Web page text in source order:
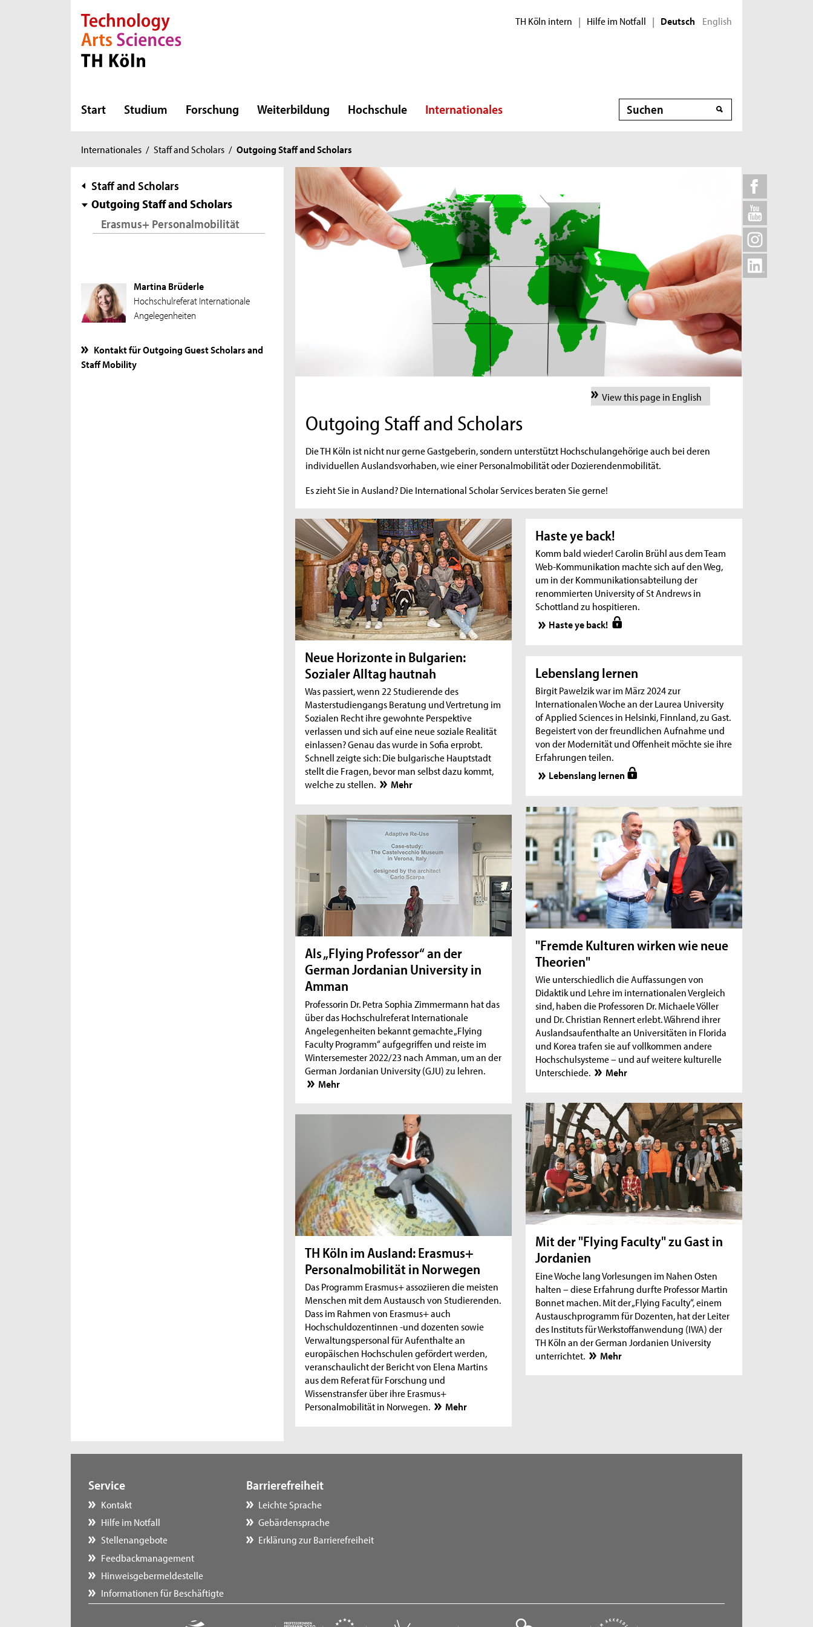
Direkt zur Hauptnavigation
Direkt zur Subnavigation
Direkt zum Inhalt
Direkt zum Fußbereich TH Köln intern | Hilfe im Notfall | Deutsch English
Start Studium Forschung Weiterbildung Hochschule Internationales Suche
Sie
hier:
Internationales / Staff and Scholars / Outgoing Staff and Scholars
Subnavigation
Staff and Scholars
Outgoing Staff and Scholars
Erasmus+ Personalmobilität
Martina Brüderle
Hochschulreferat Internationale
Angelegenheiten
Kontakt für Outgoing Guest Scholars and
Staff Mobility
View this page in English
Outgoing Staff and Scholars
Die TH Köln ist nicht nur gerne Gastgeberin, sondern unterstützt Hochschulangehörige auch bei deren
individuellen Auslandsvorhaben, wie einer Personalmobilität oder Dozierendenmobilität.
Es zieht Sie in Ausland? Die International Scholar Services beraten Sie gerne!
Neue Horizonte in Bulgarien:
Sozialer Alltag hautnah
Was passiert, wenn 22 Studierende des
Masterstudiengangs Beratung und Vertretung im
Sozialen Recht ihre gewohnte Perspektive
verlassen und sich auf eine neue soziale Realität
einlassen? Genau das wurde in Sofia erprobt.
Schnell zeigte sich: Die bulgarische Hauptstadt
stellt die Fragen, bevor man selbst dazu kommt,
welche zu stellen.
Mehr
Haste ye back!
Komm bald wieder! Carolin Brühl aus dem Team
Web-Kommunikation machte sich auf den Weg,
um in der Kommunikationsabteilung der
renommierten University of St Andrews in
Schottland zu hospitieren.
Haste ye back!
Lebenslang lernen
Birgit Pawelzik war im März 2024 zur
Internationalen Woche an der Laurea University
of Applied Sciences in Helsinki, Finnland, zu Gast.
Begeistert von der freundlichen Aufnahme und
von der Modernität und Offenheit möchte sie ihre
Erfahrungen teilen.
Lebenslang lernen
"Fremde Kulturen wirken wie neue
Theorien"
Wie unterschiedlich die Auffassungen von
Didaktik und Lehre im internationalen Vergleich
sind, haben die Professoren Dr. Michaele Völler
und Dr. Christian Rennert erlebt. Während ihrer
Auslandsaufenthalte an Universitäten in Florida
und Korea trafen sie auf vollkommen andere
Hochschulsysteme – und auf weitere kulturelle
Unterschiede.
Mehr
Als „Flying Professor“ an der
German Jordanian University in
Amman
Professorin Dr. Petra Sophia Zimmermann hat das
über das Hochschulreferat Internationale
Angelegenheiten bekannt gemachte „Flying
Faculty Programm“ aufgegriffen und reiste im
Wintersemester 2022/23 nach Amman, um an der
German Jordanian University (GJU) zu lehren.
Mehr
Mit der "Flying Faculty" zu Gast in
Jordanien
Eine Woche lang Vorlesungen im Nahen Osten
halten – diese Erfahrung durfte Professor Martin
Bonnet machen. Mit der „Flying Faculty“, einem
Austauschprogramm für Dozenten, hat der Leiter
des Instituts für Werkstoffanwendung (IWA) der
TH Köln an der German Jordanien University
unterrichtet.
Mehr
TH Köln im Ausland: Erasmus+
Personalmobilität in Norwegen
Das Programm Erasmus+ assoziieren die meisten
Menschen mit dem Austausch von Studierenden.
Dass im Rahmen von Erasmus+ auch
Hochschuldozentinnen -und dozenten sowie
Verwaltungspersonal für Aufenthalte an
europäischen Hochschulen gefördert werden,
veranschaulicht der Bericht von Elena Martins
aus dem Referat für Forschung und
Wissenstransfer über ihre Erasmus+
Personalmobilität in Norwegen.
Mehr
Service
Kontakt
Hilfe im Notfall
Stellenangebote
Feedbackmanagement
Hinweisgebermeldestelle
Informationen für Beschäftigte
Barrierefreiheit
Leichte Sprache
Gebärdensprache
Erklärung zur Barrierefreiheit